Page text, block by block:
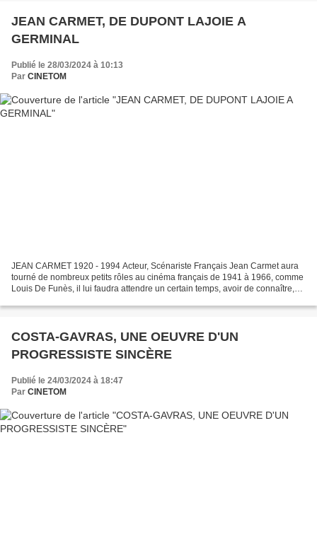
JEAN CARMET, DE DUPONT LAJOIE A
GERMINAL
Publié le 28/03/2024 à 10:13
Par CINETOM
JEAN CARMET 1920 - 1994 Acteur, Scénariste Français Jean Carmet aura
tourné de nombreux petits rôles au cinéma français de 1941 à 1966, comme
Louis De Funès, il lui faudra attendre un certain temps, avoir de connaître,
COSTA-GAVRAS, UNE OEUVRE D'UN
PROGRESSISTE SINCÈRE
Publié le 24/03/2024 à 18:47
Par CINETOM